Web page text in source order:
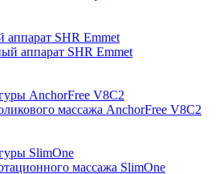
SHR Emmet
AnchorFree V8C2
SlimOne